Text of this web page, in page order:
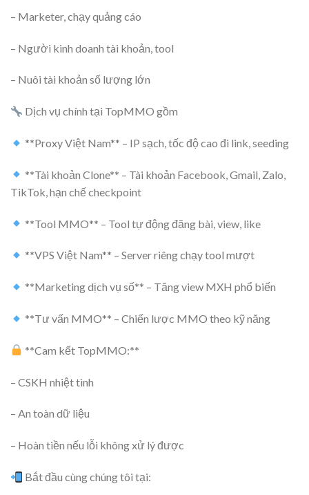
– Marketer, chạy quảng cáo
– Người kinh doanh tài khoản, tool
– Nuôi tài khoản số lượng lớn
Dịch vụ chính tại TopMMO gồm
**Proxy Việt Nam** – IP sạch, tốc độ cao đi link, seeding
**Tài khoản Clone** – Tài khoản Facebook, Gmail, Zalo,
TikTok, hạn chế checkpoint
**Tool MMO** – Tool tự động đăng bài, view, like
**VPS Việt Nam** – Server riêng chạy tool mượt
**Marketing dịch vụ số** – Tăng view MXH phổ biến
**Tư vấn MMO** – Chiến lược MMO theo kỹ năng
**Cam kết TopMMO:**
– CSKH nhiệt tình
– An toàn dữ liệu
– Hoàn tiền nếu lỗi không xử lý được
Bắt đầu cùng chúng tôi tại: